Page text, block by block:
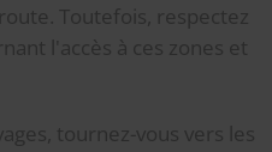
Toutefois, respectez
l'accès à ces zones et
tournez-vous vers les